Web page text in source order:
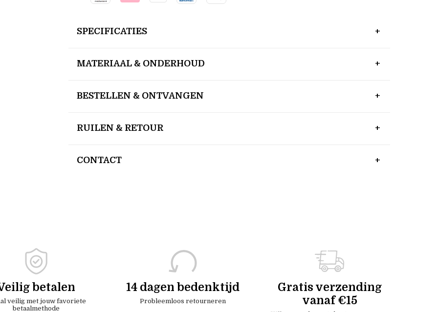
SPECIFICATIES
MATERIAAL & ONDERHOUD
BESTELLEN & ONTVANGEN
RUILEN & RETOUR
CONTACT
betalen
veilig met jouw favoriete
betaalmethode
14 dagen bedenktijd
Probleemloos retourneren
Gratis verzending
vanaf €15